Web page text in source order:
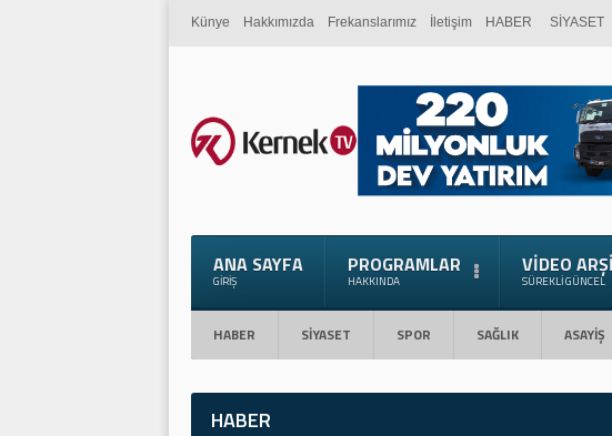
Künye Hakkımızda Frekanslarımız İletişim HABER SİYASET
ANA SAYFA
GIRIŞ
PROGRAMLAR
HAKKINDA
VIDEO
SÜREKLI GÜNCEL
HABER SİYASET SPOR SAĞLIK ASAYİŞ
HABER